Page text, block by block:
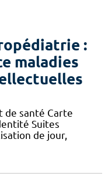
:
maladies
de santé Carte
Suites
de jour,